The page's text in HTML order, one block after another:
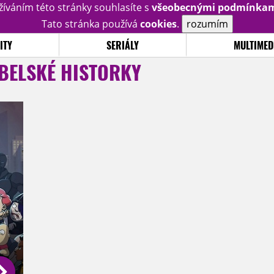
této stránky souhlasíte s všeobecnými
Tato stránka používá cookies. rozumím
SERIÁLY
HISTORKY